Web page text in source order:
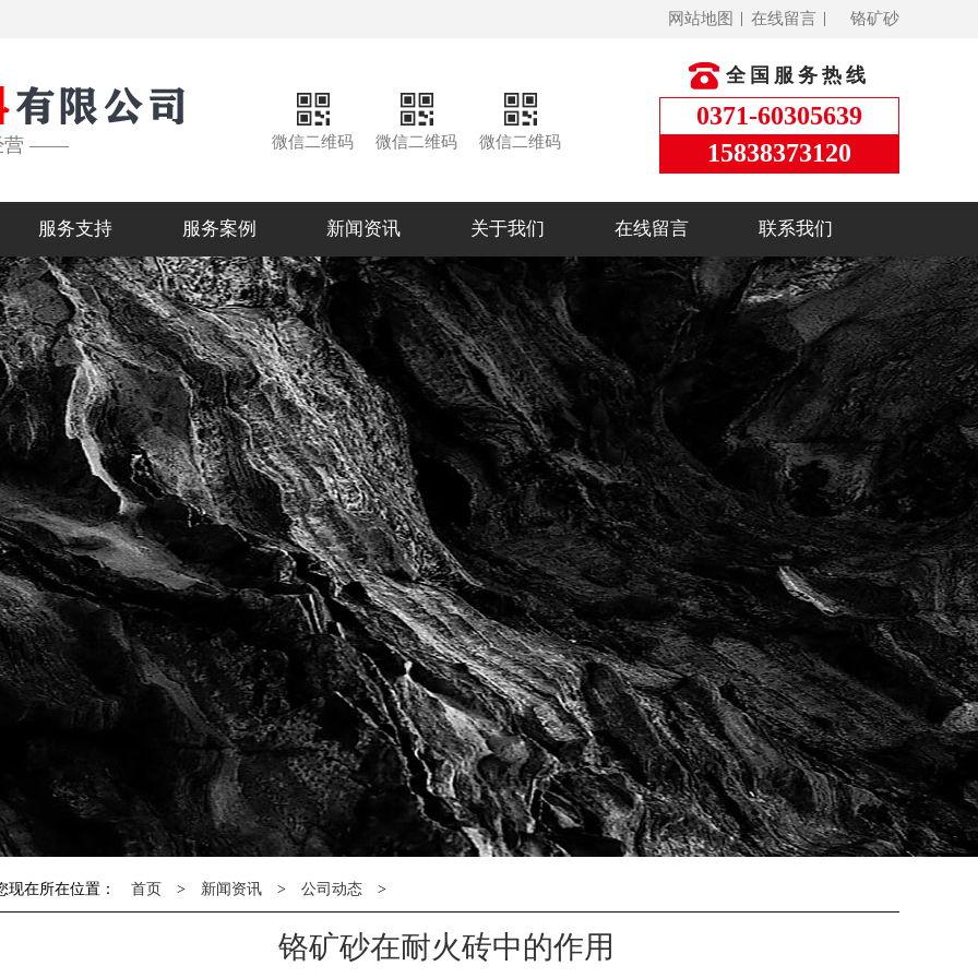
铬矿砂
在线留言
网站地图
营 —— 微信二维码 微信二维码 微信二维码
全国服务热线
0371-60305639
15838373120
服务支持 服务案例 新闻资讯 关于我们 在线留言 联系我们
现在所在位置： 首页 > 新闻资讯 > 公司动态 >
铬矿砂在耐火砖中的作用